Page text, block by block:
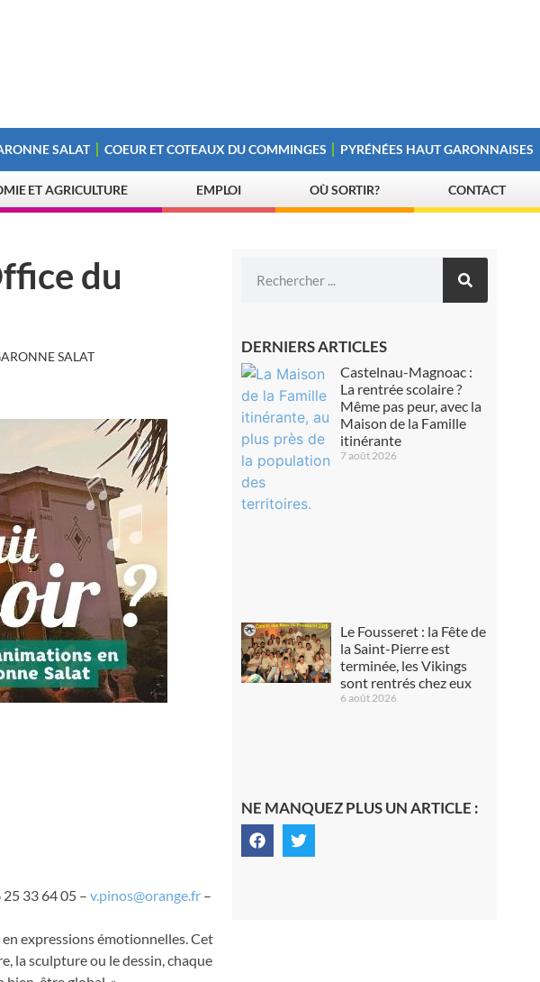
SALAT COEUR ET COTEAUX DU COMMINGES PYRÉNÉES HAUT GARONNAISES
ET AGRICULTURE EMPLOI OÙ SORTIR? CONTACT
du
SALAT
33 64 05 – v.pinos@orange.fr –
expressions émotionnelles. Cet
la sculpture ou le dessin, chaque
DERNIERS ARTICLES
Castelnau-Magnoac :
La rentrée scolaire ?
Même pas peur, avec la
Maison de la Famille
itinérante
7 août 2026
Le Fousseret : la Fête de
la Saint-Pierre est
terminée, les Vikings
sont rentrés chez eux
6 août 2026
NE MANQUEZ PLUS UN ARTICLE :